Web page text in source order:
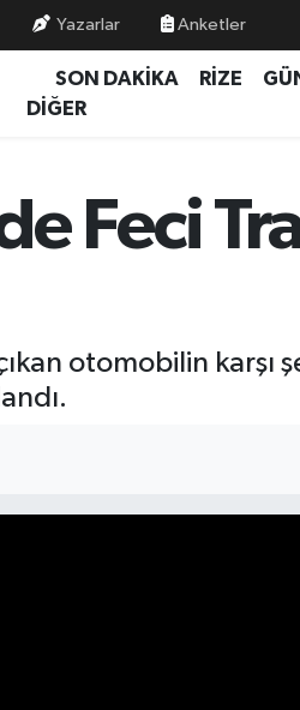
Yazarlar Anketler
SON DAKİKA RİZE
DİĞER
Feci
otomobilin karşı